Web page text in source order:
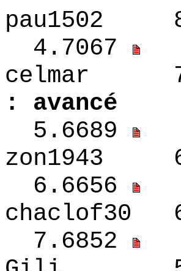
pau1502
4.7067
celmar
: avancé
5.6689
zon1943
6.6656
7.6852